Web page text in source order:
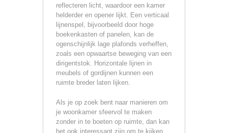
reflecteren licht, waardoor een kamer
helderder en opener lijkt. Een verticaal
lijnenspel, bijvoorbeeld door hoge
boekenkasten of panelen, kan de
ogenschijnlijk lage plafonds verheffen,
zoals een opwaartse beweging van een
dirigentstok. Horizontale lijnen in
meubels of gordijnen kunnen een
ruimte breder laten lijken.
Als je op zoek bent naar manieren om
je woonkamer sfeervol te maken
zonder in te boeten op ruimte, dan kan
het ook interessant zijn om te kijken